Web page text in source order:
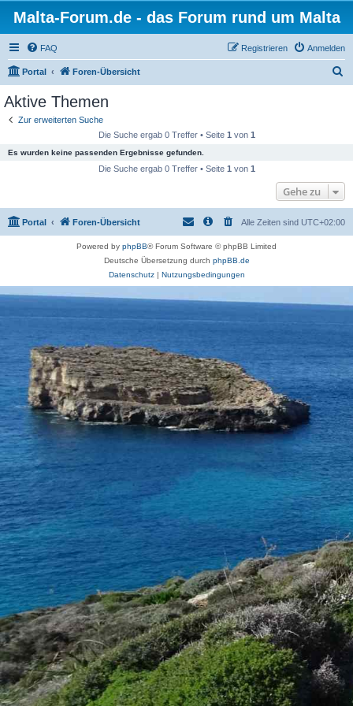
Malta-Forum.de - das Forum rund um Malta
FAQ Anmelden
Registrieren
Portal Foren-Übersicht
Aktive Themen
Zur erweiterten Suche
Die Suche ergab 0 Treffer • Seite 1 von 1
Es wurden keine passenden Ergebnisse gefunden.
Die Suche ergab 0 Treffer • Seite 1 von 1
Gehe zu
Portal Foren-Übersicht Alle Zeiten sind UTC+02:00
Powered by phpBB® Forum Software © phpBB Limited
Deutsche Übersetzung durch phpBB.de
Datenschutz| Nutzungsbedingungen